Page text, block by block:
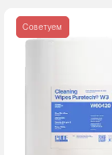
Советуем